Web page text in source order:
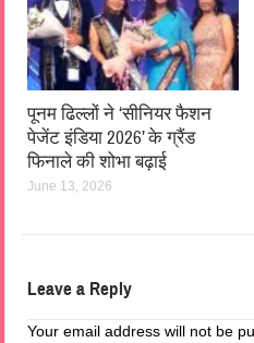
पूनम ढिल्लों ने ‘सीनियर फैशन
पेजेंट इंडिया 2026’ के ग्रैंड
फिनाले की शोभा बढ़ाई
June 13, 2026
Leave a Reply
Your email address will not be